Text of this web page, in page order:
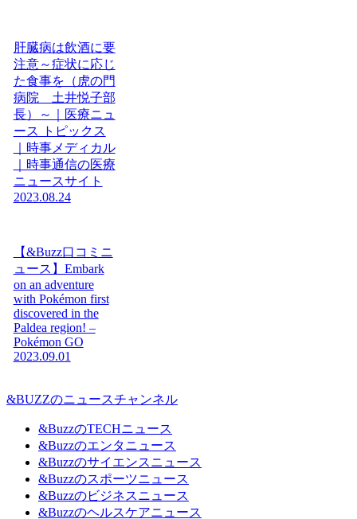
肝臓病は飲酒に要
注意～症状に応じ
た食事を（虎の門
病院 土井悦子部
長）～｜医療ニュ
ース トピックス
｜時事メディカル
｜時事通信の医療
ニュースサイト
2023.08.24
【&Buzz口コミニ
ュース】Embark
on an adventure
with Pokémon first
discovered in the
Paldea region! –
Pokémon GO
2023.09.01
&BUZZのニュースチャンネル
&BuzzのTECHニュース
&Buzzのエンタニュース
&Buzzのサイエンスニュース
&Buzzのスポーツニュース
&Buzzのビジネスニュース
&Buzzのヘルスケアニュース